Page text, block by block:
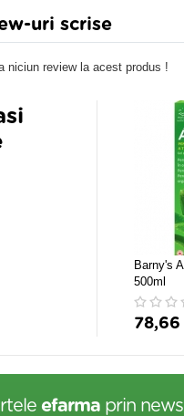
uri scrise
niciun review la acest produs !
Barny's
500ml
78,66
efarma prin